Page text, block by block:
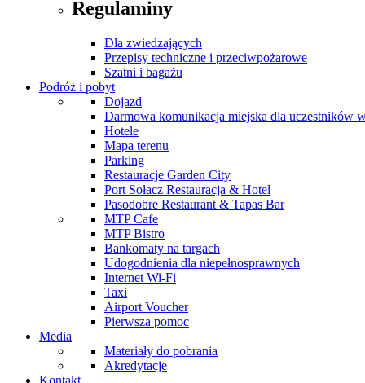
Regulaminy
Dla zwiedzających
Przepisy techniczne i przeciwpożarowe
Szatni i bagażu
Podróż i pobyt
Dojazd
Darmowa komunikacja miejska dla uczestników
Hotele
Mapa terenu
Parking
Restauracje Garden City
Port Sołacz Restauracja & Hotel
Pasodobre Restaurant & Tapas Bar
MTP Cafe
MTP Bistro
Bankomaty na targach
Udogodnienia dla niepełnosprawnych
Internet Wi-Fi
Taxi
Airport Voucher
Pierwsza pomoc
Media
Materiały do pobrania
Akredytacje
Kontakt